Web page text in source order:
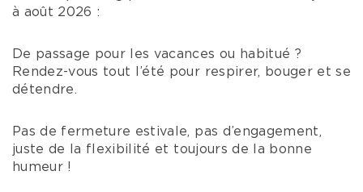
à août 2026 :
De passage pour les vacances ou habitué ?
Rendez-vous tout l’été pour respirer, bouger et se
détendre.
Pas de fermeture estivale, pas d’engagement,
juste de la flexibilité et toujours de la bonne
humeur !